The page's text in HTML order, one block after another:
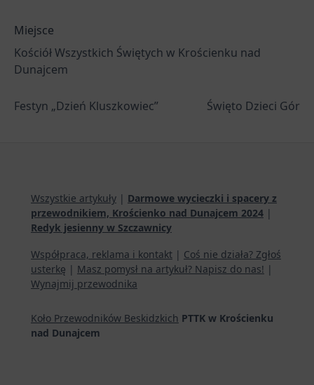
Miejsce
Kościół Wszystkich Świętych w Krościenku nad
Dunajcem
Festyn „Dzień Kluszkowiec” Święto Dzieci Gór
Wszystkie artykuły | Darmowe wycieczki i spacery z
przewodnikiem, Krościenko nad Dunajcem 2024 |
Redyk jesienny w Szczawnicy
Współpraca, reklama i kontakt | Coś nie działa? Zgłoś
usterkę | Masz pomysł na artykuł? Napisz do nas! |
Wynajmij przewodnika
Koło Przewodników Beskidzkich PTTK w Krościenku
nad Dunajcem